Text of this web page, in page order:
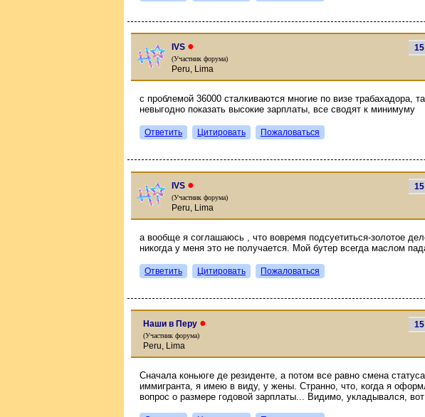
IVS ●
(Участник форума)
Peru, Lima
с проблемой 36000 сталкиваются многие по визе трабахадора,
невыгодно показать высокие зарплаты, все сводят к минимуму
Ответить Цитировать Пожаловаться
IVS ●
(Участник форума)
Peru, Lima
а вообще я соглашаюсь , что вовремя подсуетиться-золотое
никогда у меня это не получается. Мой бутер всегда маслом
Ответить Цитировать Пожаловаться
Наши в Перу ●
(Участник форума)
Peru, Lima
Сначала коньюге де резиденте, а потом все равно смена
иммигранта, я имею в виду, у жены. Странно, что, когда я
вопрос о размере годовой зарплаты... Видимо, укладывался,